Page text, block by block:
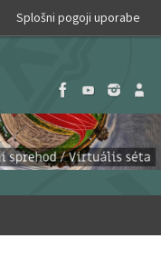
Splošni pogoji uporabe